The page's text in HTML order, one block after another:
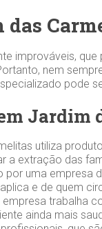
das
improváveis,
nem
pode
Jardim
utiliza
a extração das
uma empresa
e de quem
trabalha
ainda mais